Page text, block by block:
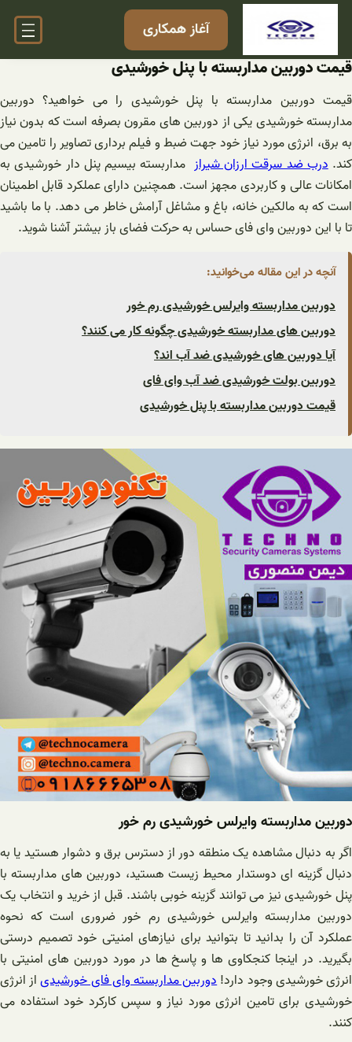
رفتن
آغاز همکاری
قیمت دوربین مداربسته با پنل خورشیدی
قیمت دوربین مداربسته با پنل خورشیدی را می خواهید؟ دوربین
مداربسته خورشیدی یکی از دوربین های مقرون بصرفه است که بدون نیاز
به برق، انرژی مورد نیاز خود جهت ضبط و فیلم برداری تصاویر را تامین می
کند.درب ضد سرقت ارزان شیراز مداربسته بیسیم پنل دار خورشیدی به
امکانات عالی و کاربردی مجهز است. همچنین دارای عملکرد قابل اطمینان
است که به مالکین خانه، باغ و مشاغل آرامش خاطر می دهد. با ما باشید
تا با این دوربین وای فای حساس به حرکت فضای باز بیشتر آشنا شوید.
آنچه در این مقاله می‌خوانید:
دوربین مداربسته وایرلس خورشیدی رم خور
دوربین های مداربسته خورشیدی چگونه کار می کنند؟
آیا دوربین های خورشیدی ضد آب اند؟
دوربین بولت خورشیدی ضد آب وای فای
قیمت دوربین مداربسته با پنل خورشیدی
دوربین مداربسته وایرلس خورشیدی رم خور
اگر به دنبال مشاهده یک منطقه دور از دسترس برق و دشوار هستید یا به
دنبال گزینه ای دوستدار محیط زیست هستید، دوربین های مداربسته با
پنل خورشیدی نیز می توانند گزینه خوبی باشند. قبل از خرید و انتخاب یک
دوربین مداربسته وایرلس خورشیدی رم خور ضروری است که نحوه
عملکرد آن را بدانید تا بتوانید برای نیازهای امنیتی خود تصمیم درستی
بگیرید. در اینجا کنجکاوی ها و پاسخ ها در مورد دوربین های امنیتی با
انرژی خورشیدی وجود دارد!دوربین مداربسته وای فای خورشیدیاز انرژی
خورشیدی برای تامین انرژی مورد نیاز و سپس کارکرد خود استفاده می
کنند.